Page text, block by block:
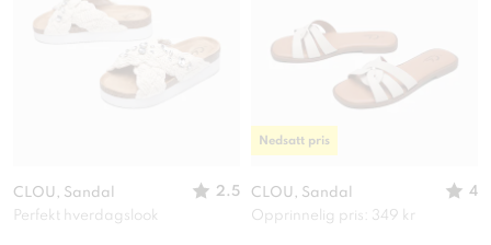
CLOU, Sandal
2.5
Perfekt hverdagslook
CLOU, Sandal
4
Opprinnelig pris: 349 kr
Nedsatt pris